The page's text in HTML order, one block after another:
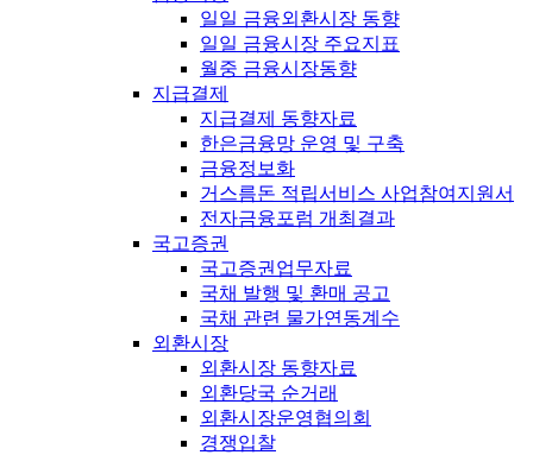
일일 금융외환시장 동향
일일 금융시장 주요지표
월중 금융시장동향
지급결제
지급결제 동향자료
한은금융망 운영 및 구축
금융정보화
거스름돈 적립서비스 사업참여지원서
전자금융포럼 개최결과
국고증권
국고증권업무자료
국채 발행 및 환매 공고
국채 관련 물가연동계수
외환시장
외환시장 동향자료
외환당국 순거래
외환시장운영협의회
경쟁입찰